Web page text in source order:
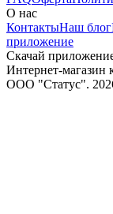
О нас
КонтактыНаш блог
приложение
Скачай
Интернет-магазин
ООО "Статус".